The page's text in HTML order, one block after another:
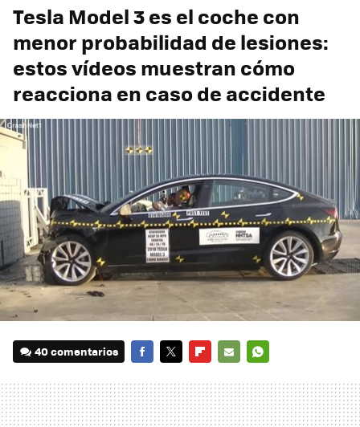
Tesla Model 3 es el coche con
menor probabilidad de lesiones:
estos vídeos muestran cómo
reacciona en caso de accidente
40 comentarios
MAIL